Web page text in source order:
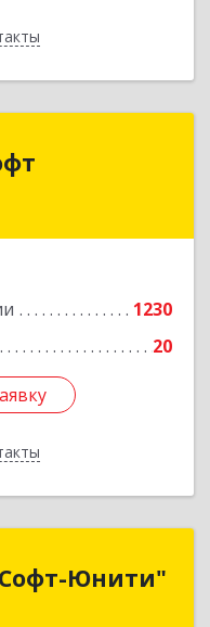
1230
20
Ю-Софт
муниципальный
Юнити"
Юнити"
муниципальный